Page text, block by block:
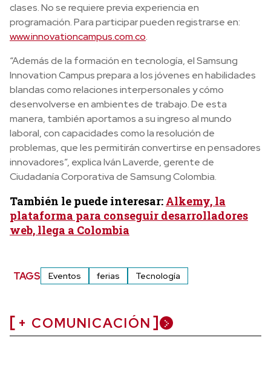
clases. No se requiere previa experiencia en
programación. Para participar pueden registrarse en:
www.innovationcampus.com.co.
“Además de la formación en tecnología, el Samsung
Innovation Campus prepara a los jóvenes en habilidades
blandas como relaciones interpersonales y cómo
desenvolverse en ambientes de trabajo. De esta
manera, también aportamos a su ingreso al mundo
laboral, con capacidades como la resolución de
problemas, que les permitirán convertirse en pensadores
innovadores”, explica Iván Laverde, gerente de
Ciudadanía Corporativa de Samsung Colombia.
También le puede interesar: Alkemy, la
plataforma para conseguir desarrolladores
web, llega a Colombia
TAGS Eventos ferias Tecnología
+ COMUNICACIÓN